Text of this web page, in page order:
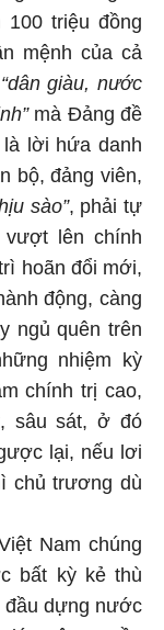
triệu đồng
mệnh của cả
“dân giàu, nước
mà Đảng đề
lời hứa danh
bộ, đảng viên,
sào”, phải tự
lên chính
hoãn đổi mới,
động, càng
ngủ quên trên
nhiệm kỳ
chính trị cao,
sâu sát, ở đó
lại, nếu lơi
chủ trương dù
Nam chúng
bất kỳ kẻ thù
đầu dựng nước